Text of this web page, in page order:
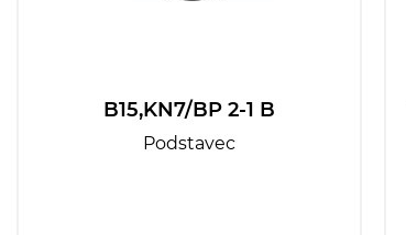
B15,KN7/BP 2-1 B
Podstavec